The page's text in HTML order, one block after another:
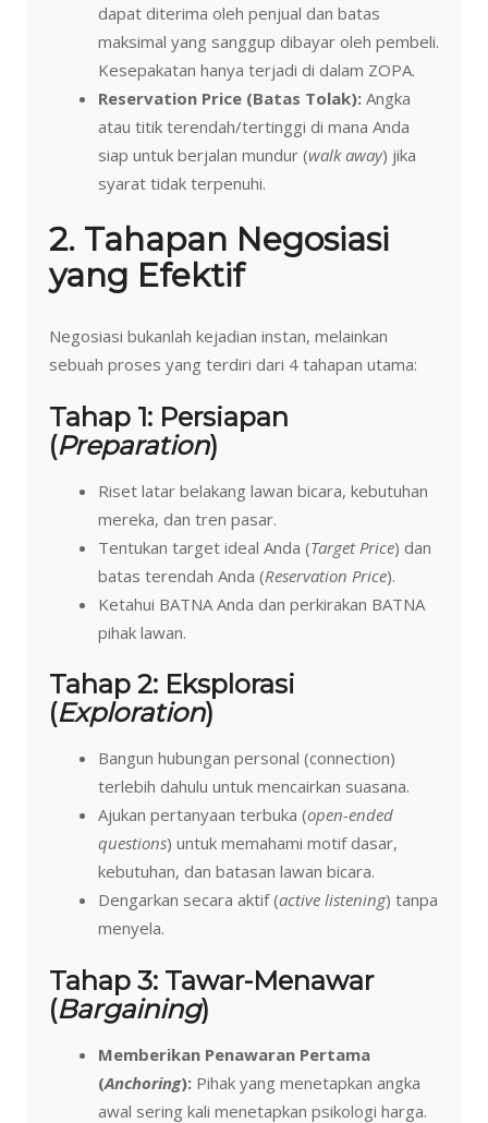
dapat diterima oleh penjual dan batas
maksimal yang sanggup dibayar oleh pembeli.
Kesepakatan hanya terjadi di dalam ZOPA.
Reservation Price (Batas Tolak): Angka
atau titik terendah/tertinggi di mana Anda
siap untuk berjalan mundur (walk away) jika
syarat tidak terpenuhi.
2. Tahapan Negosiasi
yang Efektif
Negosiasi bukanlah kejadian instan, melainkan
sebuah proses yang terdiri dari 4 tahapan utama:
Tahap 1: Persiapan
(Preparation)
Riset latar belakang lawan bicara, kebutuhan
mereka, dan tren pasar.
Tentukan target ideal Anda (Target Price) dan
batas terendah Anda (Reservation Price).
Ketahui BATNA Anda dan perkirakan BATNA
pihak lawan.
Tahap 2: Eksplorasi
(Exploration)
Bangun hubungan personal (connection)
terlebih dahulu untuk mencairkan suasana.
Ajukan pertanyaan terbuka (open-ended
questions) untuk memahami motif dasar,
kebutuhan, dan batasan lawan bicara.
Dengarkan secara aktif (active listening) tanpa
menyela.
Tahap 3: Tawar-Menawar
(Bargaining)
Memberikan Penawaran Pertama
(Anchoring): Pihak yang menetapkan angka
awal sering kali menetapkan psikologi harga.